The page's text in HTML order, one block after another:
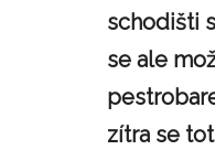
schodišti
se ale
zítra se